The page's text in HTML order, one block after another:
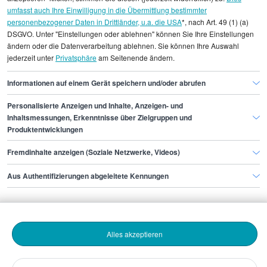
einzelnen Stellenangeboten zugeordnet werden.
Gehaltsinformationen
Sicherheit
Aufsichtsperson
Aufsichtsperson Bonn
Finde den Job,
der zu dir passt.
Bewerbende
umfasst auch Ihre Einwilligung in die Übermittlung bestimmter
personenbezogener Daten in Drittländer, u.a. die USA*, nach Art. 49 (1) (a)
DSGVO. Unter "Einstellungen oder ablehnen" können Sie Ihre Einstellungen
ändern oder die Datenverarbeitung ablehnen. Sie können Ihre Auswahl
jederzeit unter Privatsphäream Seitenende ändern.
Informationen auf einem Gerät speichern und/oder abrufen
Personalisierte Anzeigen und Inhalte, Anzeigen- und
Inhaltsmessungen, Erkenntnisse über Zielgruppen und
Produktentwicklungen
Fremdinhalte anzeigen (Soziale Netzwerke, Videos)
Aus Authentifizierungen abgeleitete Kennungen
Alles akzeptieren